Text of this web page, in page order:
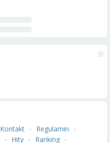
Kontakt
Regulamin
Hity Ranking